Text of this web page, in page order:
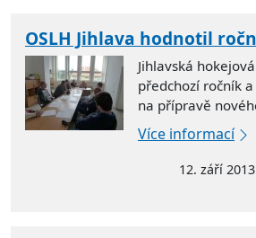
OSLH Jihlava hodnotil
Jihlavská
předchozí ročník
na přípravě
Více informací
12. září